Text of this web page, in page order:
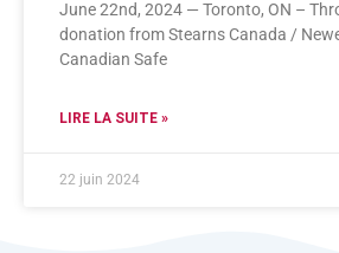
June 22nd, 2024 — Toronto, ON –
donation from Stearns Canada /
Canadian Safe
LIRE LA SUITE »
22 juin 2024